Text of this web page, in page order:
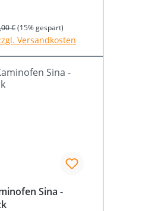
Preis:
€(15% gespart)
Versandkosten
Sina -